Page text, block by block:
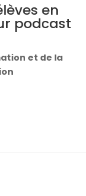
en
podcast
et de la